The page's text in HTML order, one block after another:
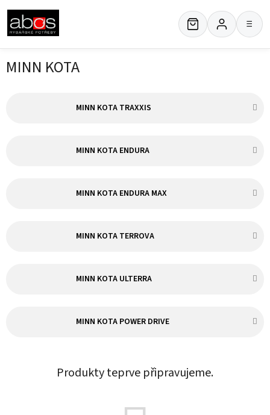
obsah
≡
MINN KOTA
MINN KOTA TRAXXIS
MINN KOTA ENDURA
MINN KOTA ENDURA MAX
MINN KOTA TERROVA
MINN KOTA ULTERRA
MINN KOTA POWER DRIVE
Produkty teprve připravujeme.